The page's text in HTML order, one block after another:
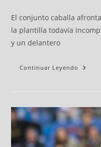
El conjunto caballa
la plantilla todavía
y un delantero
Continuar Leyendo